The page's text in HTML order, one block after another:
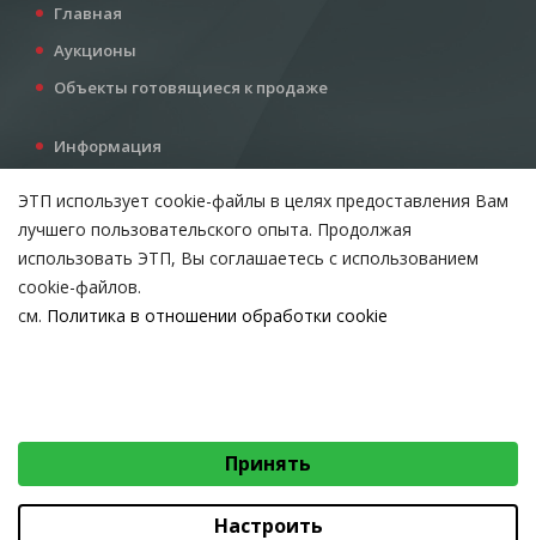
Главная
Аукционы
Объекты готовящиеся к продаже
Информация
Все для инвестора
Контакты
Возникли вопросы?
© 2026 Коммунальное консалтинговое унитарное предприятие
«Витебский областной центр маркетинга» - Все права защищены
авторским правом
ЭТП использует cookie-файлы в целях предоставления Вам
лучшего пользовательского опыта. Продолжая
использовать ЭТП, Вы соглашаетесь с использованием
cookie-файлов.
см. Политика в отношении обработки cookie
Принять
Настроить